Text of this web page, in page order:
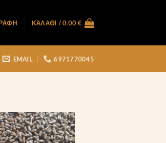
ΚΑΛΆΘΙ /0,00€
EMAIL 6971770045